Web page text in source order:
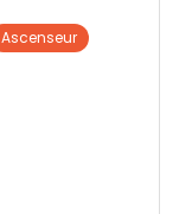
Ascenseur